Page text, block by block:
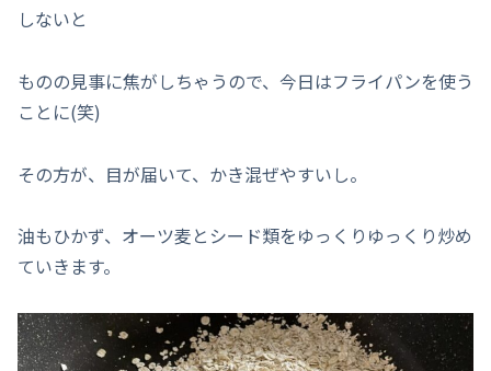
しないと
ものの見事に焦がしちゃうので、今日はフライパンを使う
ことに(笑)
その方が、目が届いて、かき混ぜやすいし。
油もひかず、オーツ麦とシード類をゆっくりゆっくり炒め
ていきます。